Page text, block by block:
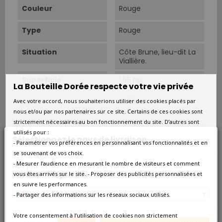
Sélectionnez le pays de livraison
Nos prix et les frais peuvent varier en fonction du
pays/de la région de livraison.
France métropolitaine
Couleur Rouge
Type Rouge
Situation
Côte Brune, lieu-dit La
Viallière.
Sols
Schistes et
micaschistes.
Âge Du Vignoble
ans.
Vendanges
Cépage Dominant Syrah
Cépages
La Bouteille Dorée respecte votre vie privée
Avec votre accord, nous souhaiterions utiliser des cookies placés par
nous et/ou par nos partenaires sur ce site. Certains de ces cookies sont
strictement nécessaires au bon fonctionnement du site. D’autres sont
utilisés pour :
- Paramétrer vos préférences en personnalisant vos fonctionnalités et en
se souvenant de vos choix.
- Mesurer l’audience en mesurant le nombre de visiteurs et comment
vous êtes arrivés sur le site. - Proposer des publicités personnalisées et
en suivre les performances.
- Partager des informations sur les réseaux sociaux utilisés.
Votre consentement à l’utilisation de cookies non strictement